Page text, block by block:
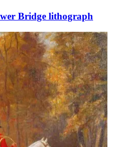
Bridge lithograph